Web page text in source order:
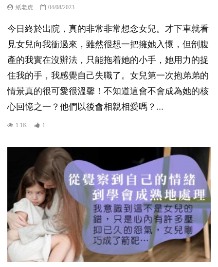
紙老虎 04/08/2023
今日終於出院，真的非常非常想念女兒。才下車就看
見女兒向我衝過來，雖然很想一把擁她入懷，但剖腹
產的我實在沒辦法，只能拖着她的小手，她用力的捉
住我的手，我感覺自己失職了。女兒第一次抱弟弟的
情景真的很可愛很溫馨！不知道這會不會成為她的核
心回憶之一？他們以後會相親相愛嗎？...
1.1K 1